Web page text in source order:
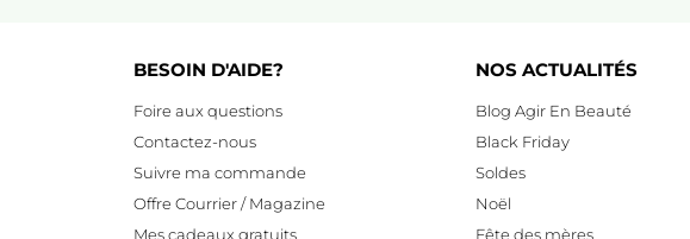
BESOIN D'AIDE?
Foire aux questions
Contactez-nous
Suivre ma commande
Offre Courrier / Magazine
Mes cadeaux gratuits
NOS ACTUALITÉS
Blog Agir En Beauté
Black Friday
Soldes
Noël
Fête des mères